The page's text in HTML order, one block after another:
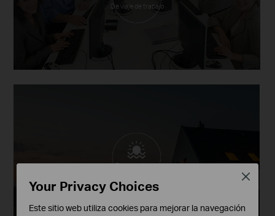
De viaje de trabajo
De vacaciones
Your Privacy Choices
Este sitio web utiliza cookies para mejorar la navegación
Close